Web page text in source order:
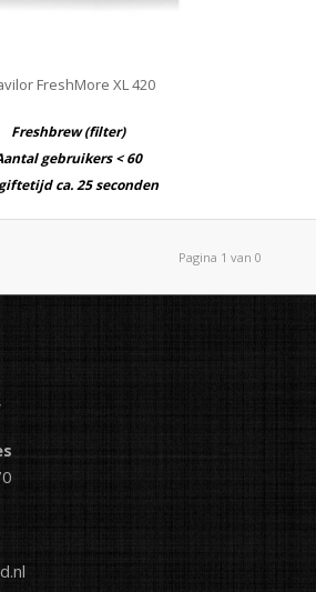
FreshMore XL 420
Freshbrew (filter)
gebruikers < 60
ca. 25 seconden
Pagina 1 van 0